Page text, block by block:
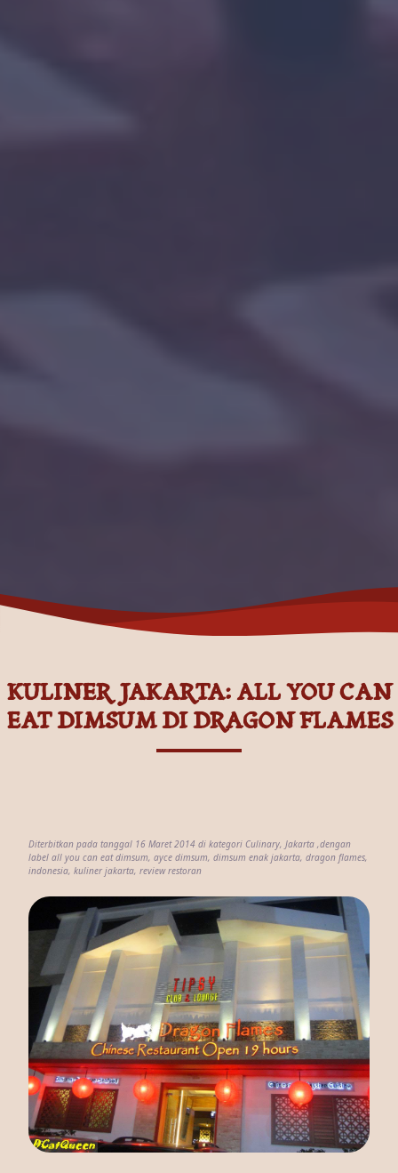
KULINER JAKARTA: ALL YOU CAN
EAT DIMSUM DI DRAGON FLAMES
Diterbitkan pada tanggal 16 Maret 2014 di kategori Culinary, Jakarta ,dengan
label all you can eat dimsum, ayce dimsum, dimsum enak jakarta, dragon flames,
indonesia, kuliner jakarta, review restoran